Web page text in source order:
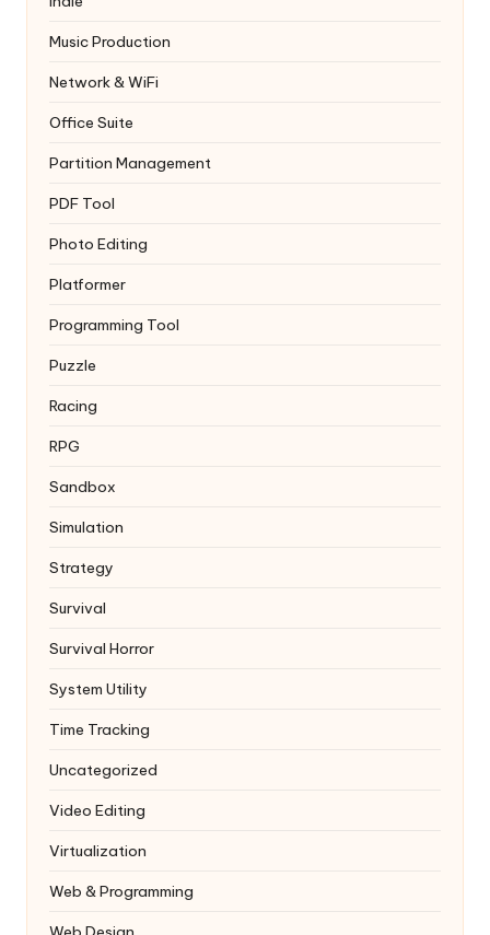
Music Production
Network & WiFi
Office Suite
Partition Management
PDF Tool
Photo Editing
Platformer
Programming Tool
Puzzle
Racing
RPG
Sandbox
Simulation
Strategy
Survival
Survival Horror
System Utility
Time Tracking
Uncategorized
Video Editing
Virtualization
Web & Programming